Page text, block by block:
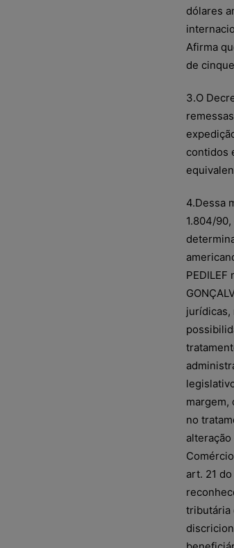
dólares
Afirma
de
3.O
contidos
4.Dessa
1.804/
jurídicas,
margem,
no
art. 21
tributária